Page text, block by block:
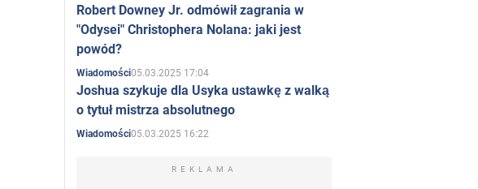
Robert Downey Jr. odmówił zagrania w
"Odysei" Christophera Nolana: jaki jest
powód?
Wiadomości05.03.2025 17:04
Joshua szykuje dla Usyka ustawkę z walką
o tytuł mistrza absolutnego
Wiadomości05.03.2025 16:22
REKLAMA